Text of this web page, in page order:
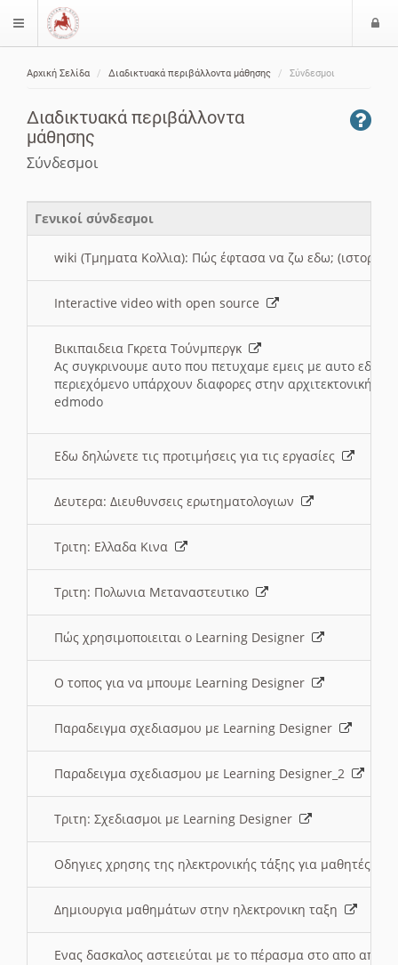
$langMenu
Αρχική Σελίδα Διαδικτυακά περιβάλλοντα μάθησης Σύνδεσμοι
Διαδικτυακά περιβάλλοντα
μάθησης
Σύνδεσμοι
Γενικοί σύνδεσμοι
wiki (Τμηματα Κολλια): Πώς έφτασα να ζω εδω; (ιστορια)
Interactive video with open source
Βικιπαιδεια Γκρετα Τούνμπεργκ
Ας συγκρινουμε αυτο που πετυχαμε εμεις με αυτο εδω
περιεχόμενο υπάρχουν διαφορες στην αρχιτεκτονική
edmodo
Εδω δηλώνετε τις προτιμήσεις για τις εργασίες
Δευτερα: Διευθυνσεις ερωτηματολογιων
Τριτη: Ελλαδα Κινα
Τριτη: Πολωνια Μεταναστευτικο
Πώς χρησιμοποιειται ο Learning Designer
O τοπος για να μπουμε Learning Designer
Παραδειγμα σχεδιασμου με Learning Designer
Παραδειγμα σχεδιασμου με Learning Designer_2
Τριτη: Σχεδιασμοι με Learning Designer
Οδηγιες χρησης της ηλεκτρονικής τάξης για μαθητές
Δημιουργια μαθημάτων στην ηλεκτρονικη ταξη
Ενας δασκαλος αστειεύται με το πέρασμα στο απο